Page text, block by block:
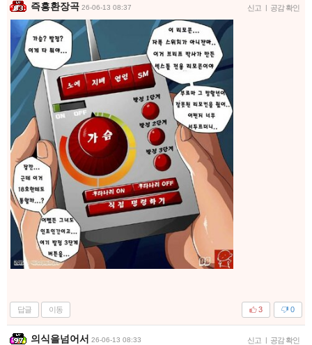
즉흥환장곡 26-06-13 08:37 신고 공감 확인
답글 이동 0
3
의식을넘어서 26-06-13 08:33 신고 | 공감 확인